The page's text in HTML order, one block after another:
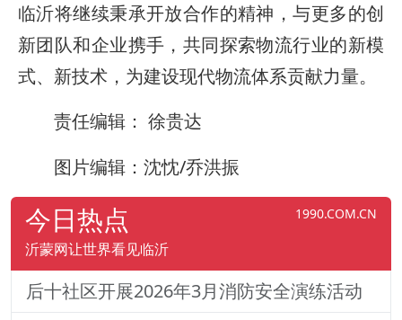
临沂将继续秉承开放合作的精神，与更多的创
新团队和企业携手，共同探索物流行业的新模
式、新技术，为建设现代物流体系贡献力量。
责任编辑： 徐贵达
图片编辑：沈忱/乔洪振
今日热点 1990.COM.CN
沂蒙网让世界看见临沂
后十社区开展2026年3月消防安全演练活动